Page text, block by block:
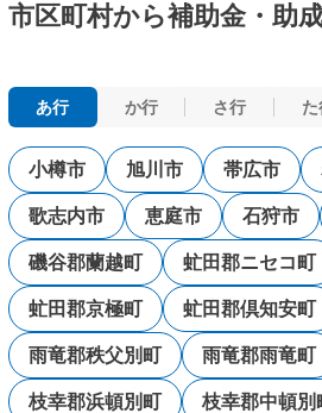
市区町村から補助金・助
あ行 か行 さ行
小樽市 旭川市 帯広市
歌志内市 恵庭市 石狩市
磯谷郡蘭越町 虻田郡ニセコ町
虻田郡京極町 虻田郡倶知安町
雨竜郡秩父別町 雨竜郡雨竜町
枝幸郡浜頓別町 枝幸郡中頓別